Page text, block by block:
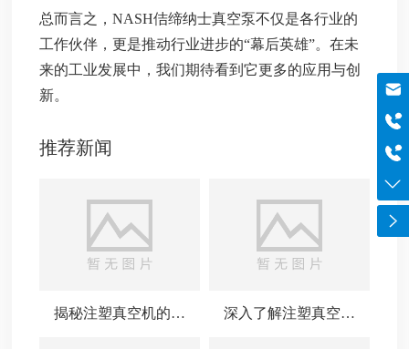
总而言之，NASH佶缔纳士真空泵不仅是各行业的
工作伙伴，更是推动行业进步的“幕后英雄”。在未
来的工业发展中，我们期待看到它更多的应用与创
新。
推荐新闻
揭秘注塑真空机的工
深入了解注塑真空机